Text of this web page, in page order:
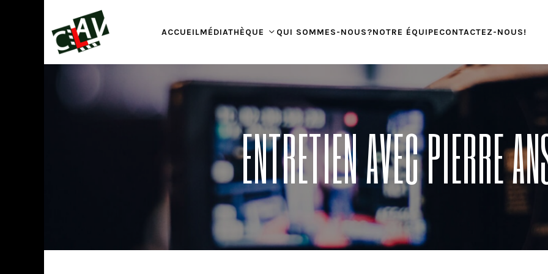
ACCUEILMÉDIATHÈQUE QUI SOMMES-NOUS?NOTRE ÉQUIPECONTACTEZ-NOUS!
ENTRETIEN AVEC PIERRE